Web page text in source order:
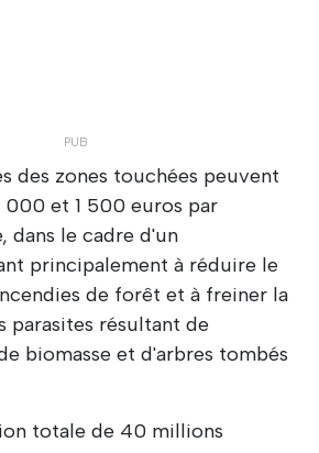
des zones touchées peuvent
000 et 1 500 euros par
dans le cadre d'un
principalement à réduire le
de forêt et à freiner la
parasites résultant de
biomasse et d'arbres tombés
totale de 40 millions